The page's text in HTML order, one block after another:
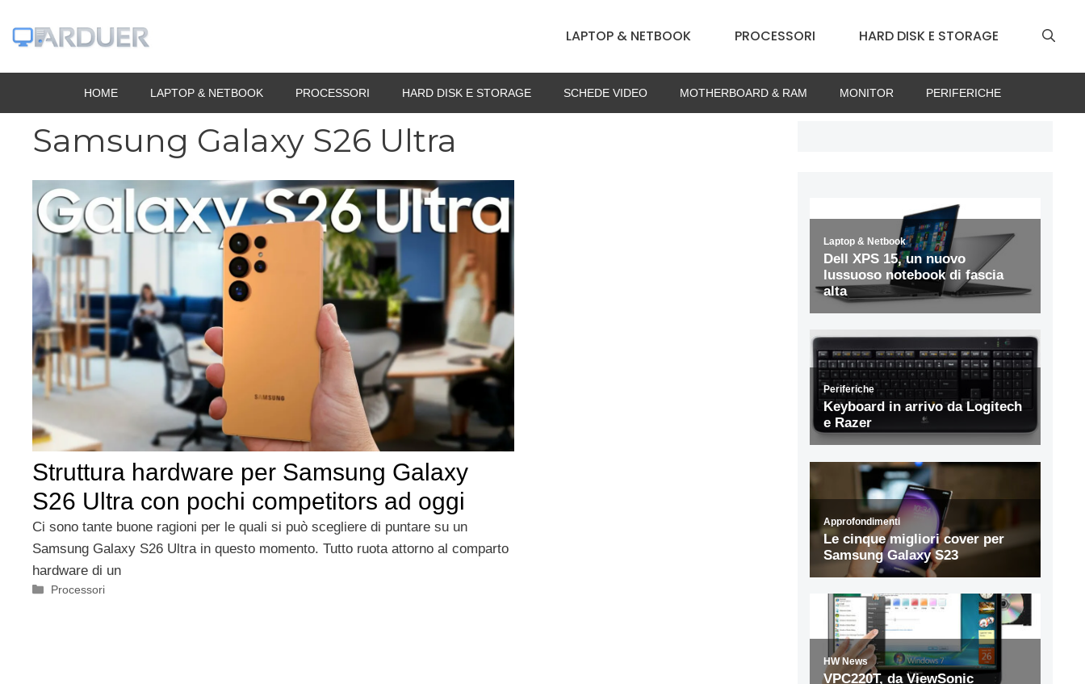
LAPTOP & NETBOOK PROCESSORI HARD DISK E STORAGE
HOME LAPTOP & NETBOOK PROCESSORI HARD DISK E STORAGE SCHEDE VIDEO MOTHERBOARD & RAM MONITOR PERIFERICHE
Samsung Galaxy S26 Ultra
Struttura hardware per Samsung Galaxy
S26 Ultra con pochi competitors ad oggi
Ci sono tante buone ragioni per le quali si può scegliere di puntare su un
Samsung Galaxy S26 Ultra in questo momento. Tutto ruota attorno al comparto
hardware di un
Categorie
Processori